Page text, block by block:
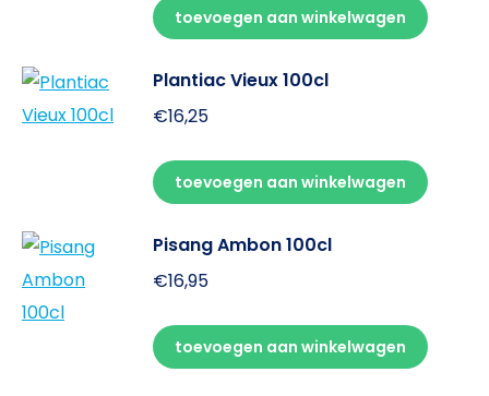
toevoegen aan winkelwagen
Plantiac Vieux 100cl
€16,25
toevoegen aan winkelwagen
Pisang Ambon 100cl
€16,95
toevoegen aan winkelwagen